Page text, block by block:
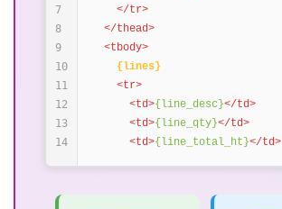
7
8
9
10
11
12
13
14
</tr>
</thead>
<tbody>
{lines}
<tr>
<td>{line_desc}</td>
<td>{line_qty}</td>
<td>{line_total_ht}</td>